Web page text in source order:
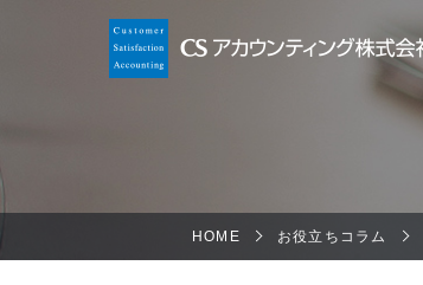
HOME お役立ちコラム